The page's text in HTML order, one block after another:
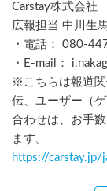
Carstay株式会社
広報担当 中川生
・電話： 080-
・E-mail：
※こちらは報道
伝、ユーザー（
合わせは、お手
ます。
https://carstay.jp/